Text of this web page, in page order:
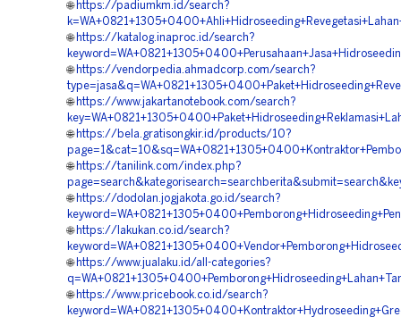
🌐 https://padiumkm.id/search?
🌐 https://katalog.inaproc.id/search?
🌐 https://vendorpedia.ahmadcorp.com/search?
🌐 https://www.jakartanotebook.com/search?
🌐 https://bela.gratisongkir.id/products/10?
🌐 https://tanilink.com/index.php?
🌐 https://dodolan.jogjakota.go.id/search?
🌐 https://lakukan.co.id/search?
🌐 https://www.jualaku.id/all-categories?
🌐 https://www.pricebook.co.id/search?